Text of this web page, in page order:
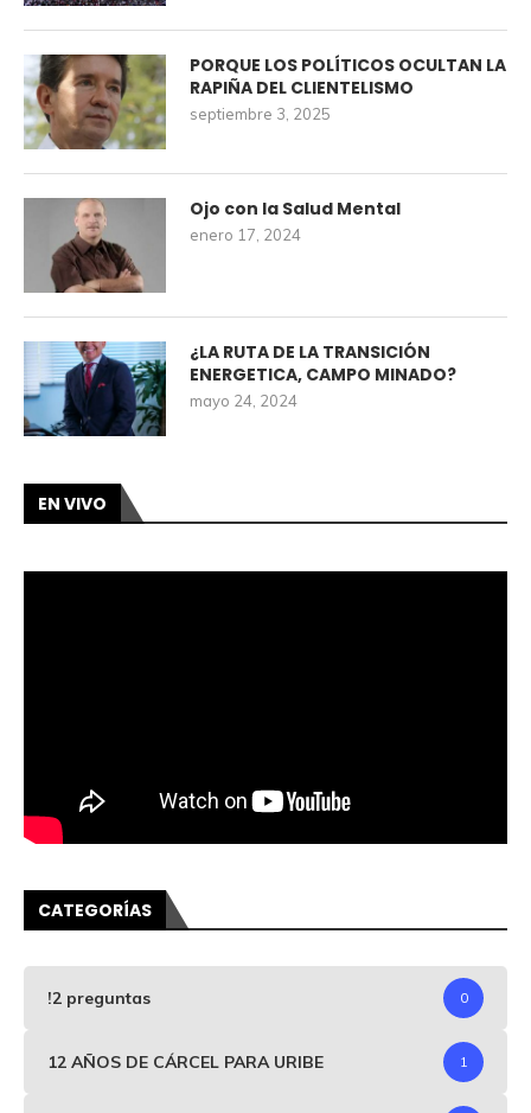
PORQUE LOS POLÍTICOS OCULTAN LA
RAPIÑA DEL CLIENTELISMO
septiembre 3, 2025
Ojo con la Salud Mental
enero 17, 2024
¿LA RUTA DE LA TRANSICIÓN
ENERGETICA, CAMPO MINADO?
mayo 24, 2024
EN VIVO
CATEGORÍAS
!2 preguntas 0
12 AÑOS DE CÁRCEL PARA URIBE 1